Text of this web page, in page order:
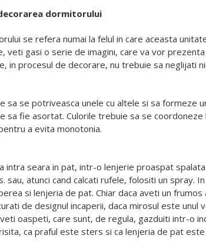
dormitorului
se refera numai la felul in care aceasta
veti gasi o serie de imagini, care va vor
in procesul de decorare, nu trebuie sa neglijati
se potriveasca unele cu altele si sa formeze
sa fie asortat. Culorile trebuie sa se
a evita monotonia.
intra seara in pat, intr-o lenjerie proaspat
atunci cand calcati rufele, folositi un spray.
si lenjeria de pat. Chiar daca aveti un
de designul incaperii, daca mirosul este
oaspeti, care sunt, de regula, gazduiti intr-o
ca praful este sters si ca lenjeria de pat